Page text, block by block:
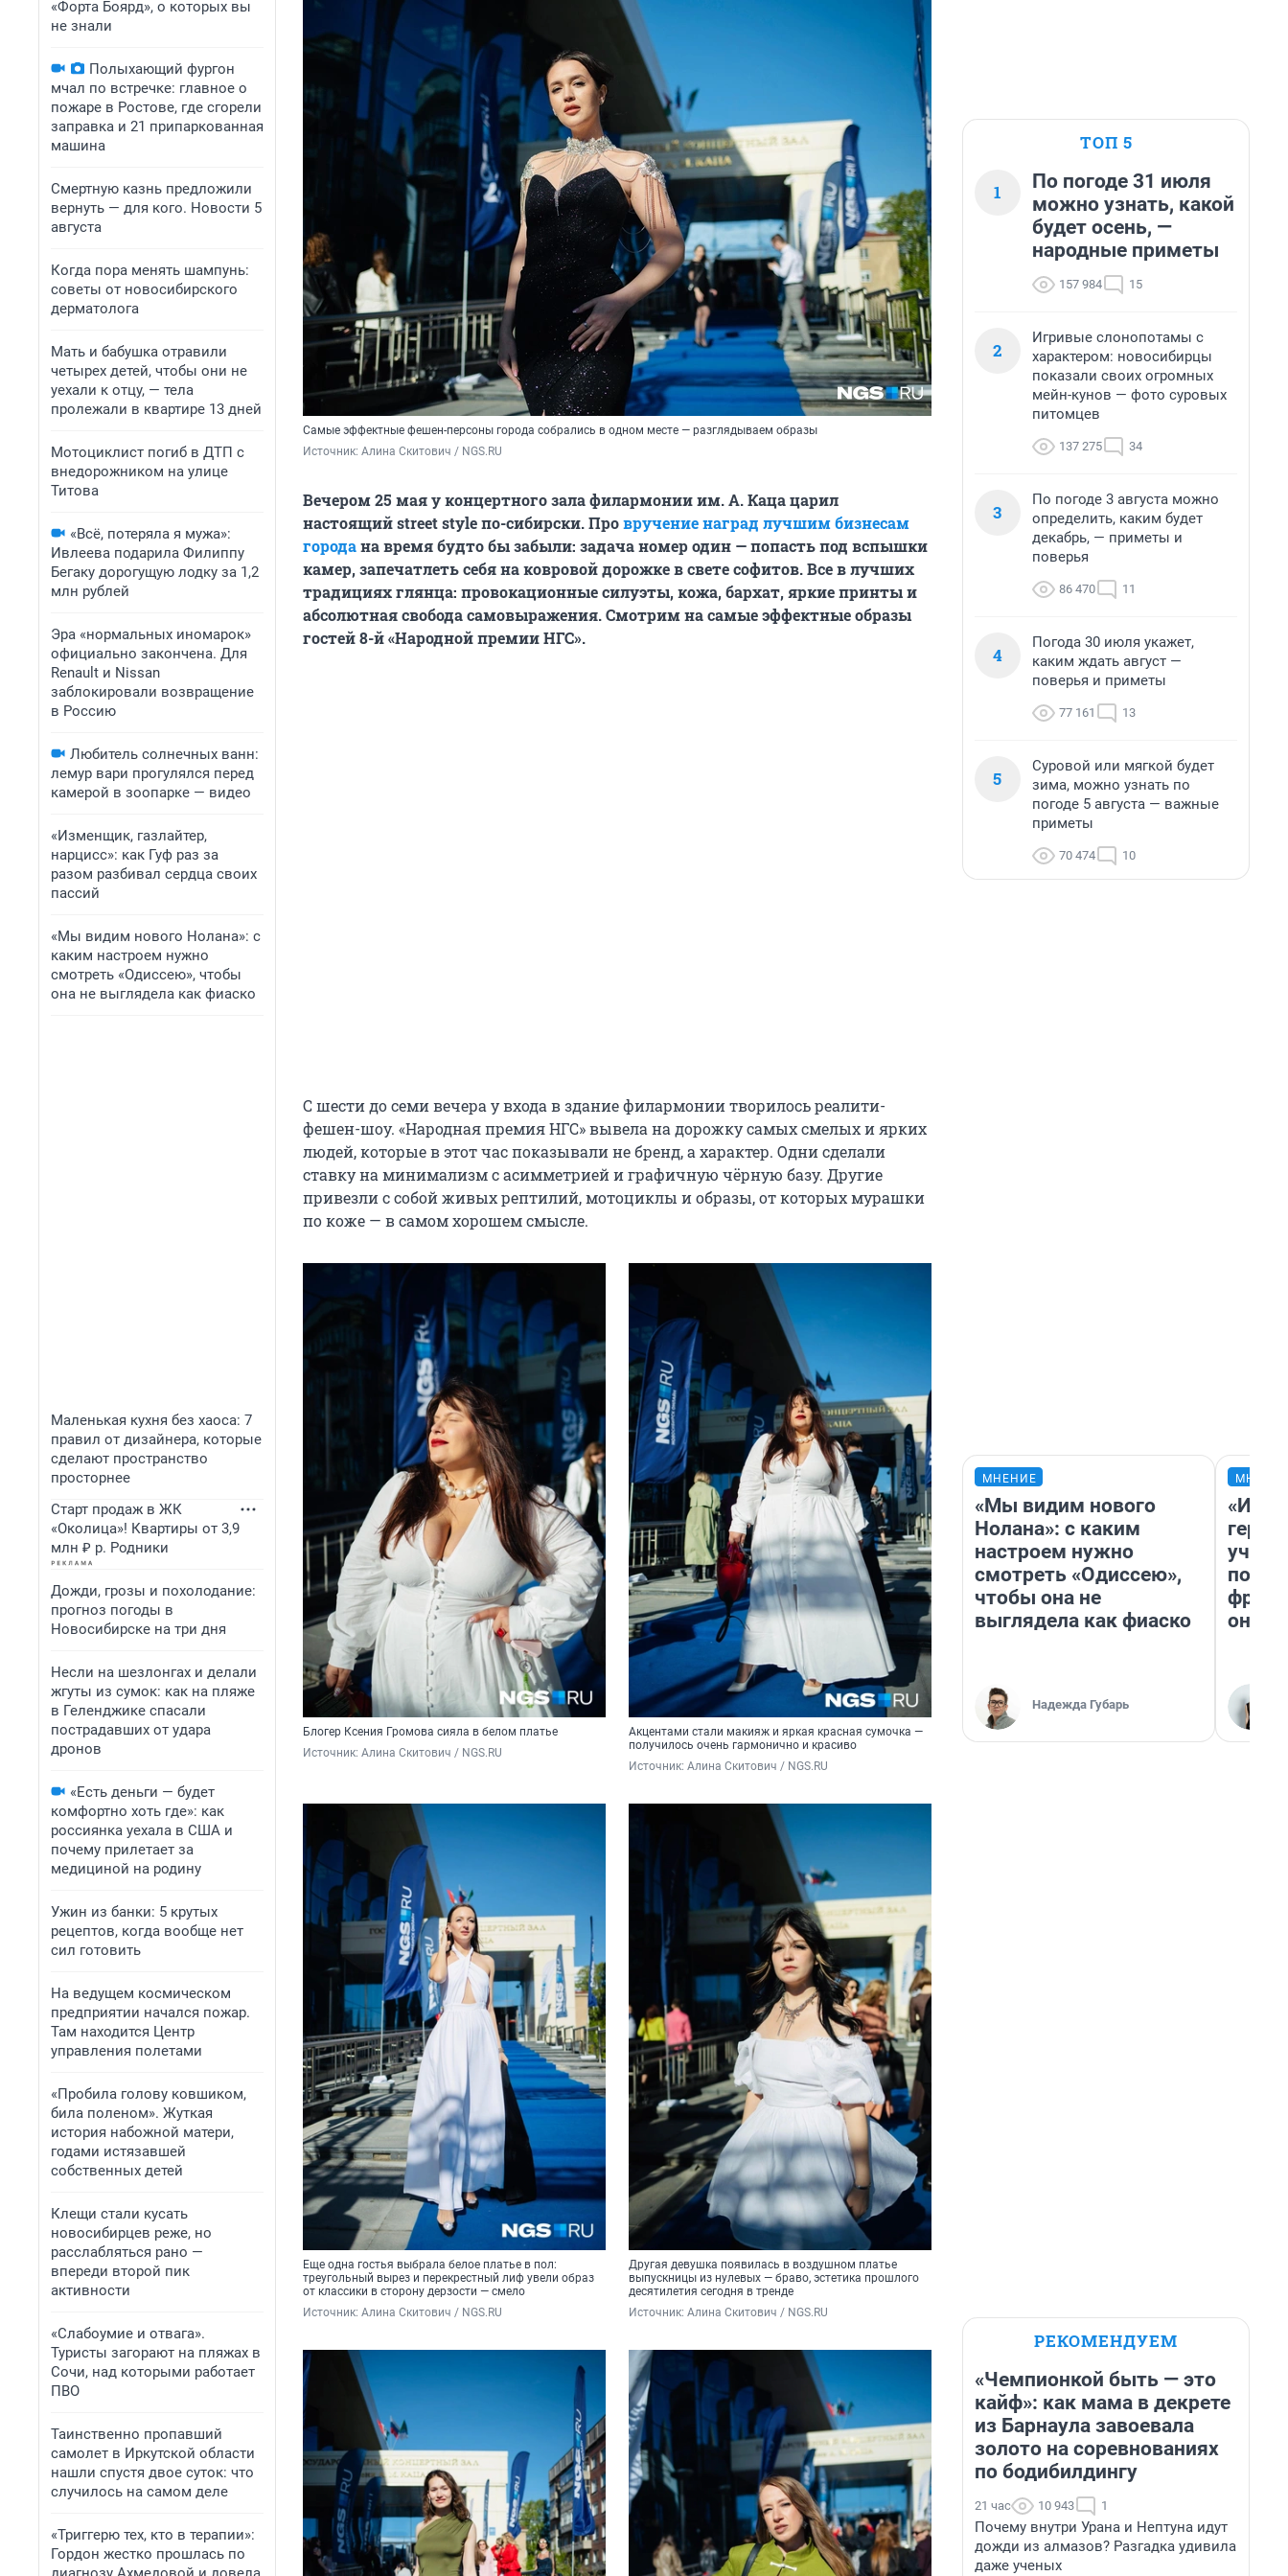
«Форта Боярд», о которых вы
не знали
Полыхающий фургон
мчал по встречке: главное о
пожаре в Ростове, где сгорели
заправка и 21 припаркованная
машина
Смертную казнь предложили
вернуть — для кого. Новости 5
августа
Когда пора менять шампунь:
советы от новосибирского
дерматолога
Мать и бабушка отравили
четырех детей, чтобы они не
уехали к отцу, — тела
пролежали в квартире 13 дней
Мотоциклист погиб в ДТП с
внедорожником на улице
Титова
«Всё, потеряла я мужа»:
Ивлеева подарила Филиппу
Бегаку дорогущую лодку за 1,2
млн рублей
Эра «нормальных иномарок»
официально закончена. Для
Renault и Nissan
заблокировали возвращение
в Россию
Любитель солнечных ванн:
лемур вари прогулялся перед
камерой в зоопарке — видео
«Изменщик, газлайтер,
нарцисс»: как Гуф раз за
разом разбивал сердца своих
пассий
«Мы видим нового Нолана»: с
каким настроем нужно
смотреть «Одиссею», чтобы
она не выглядела как фиаско
Маленькая кухня без хаоса: 7
правил от дизайнера, которые
сделают пространство
просторнее
Старт продаж в ЖК
«Околица»! Квартиры от 3,9
млн ₽ р. Родники
Дожди, грозы и похолодание:
прогноз погоды в
Новосибирске на три дня
Несли на шезлонгах и делали
жгуты из сумок: как на пляже
в Геленджике спасали
пострадавших от удара
дронов
«Есть деньги — будет
комфортно хоть где»: как
россиянка уехала в США и
почему прилетает за
медициной на родину
Ужин из банки: 5 крутых
рецептов, когда вообще нет
сил готовить
На ведущем космическом
предприятии начался пожар.
Там находится Центр
управления полетами
«Пробила голову ковшиком,
била поленом». Жуткая
история набожной матери,
годами истязавшей
собственных детей
Клещи стали кусать
новосибирцев реже, но
расслабляться рано —
впереди второй пик
активности
«Слабоумие и отвага».
Туристы загорают на пляжах в
Сочи, над которыми работает
ПВО
Таинственно пропавший
самолет в Иркутской области
нашли спустя двое суток: что
случилось на самом деле
«Триггерю тех, кто в терапии»:
Гордон жестко прошлась по
Самые эффектные фешен-персоны города собрались в одном месте — разглядываем образы
Источник: Алина Скитович / NGS.RU
Вечером 25 мая у концертного зала филармонии им. А. Каца царил
настоящий street style по-сибирски. Провручение наград лучшим бизнесам
городана время будто бы забыли: задача номер один — попасть под вспышки
камер, запечатлеть себя на ковровой дорожке в свете софитов. Все в лучших
традициях глянца: провокационные силуэты, кожа, бархат, яркие принты и
абсолютная свобода самовыражения. Смотрим на самые эффектные образы
гостей 8-й «Народной премии НГС».
С шести до семи вечера у входа в здание филармонии творилось реалити-
фешен-шоу. «Народная премия НГС» вывела на дорожку самых смелых и ярких
людей, которые в этот час показывали не бренд, а характер. Одни сделали
ставку на минимализм с асимметрией и графичную чёрную базу. Другие
привезли с собой живых рептилий, мотоциклы и образы, от которых мурашки
по коже — в самом хорошем смысле.
Блогер Ксения Громова сияла в белом платье
Источник: Алина Скитович / NGS.RU
Акцентами стали макияж и яркая красная сумочка —
получилось очень гармонично и красиво
Источник: Алина Скитович / NGS.RU
Еще одна гостья выбрала белое платье в пол:
треугольный вырез и перекрестный лиф увели образ
от классики в сторону дерзости — смело
Источник: Алина Скитович / NGS.RU
Другая девушка появилась в воздушном платье
выпускницы из нулевых — браво, эстетика прошлого
десятилетия сегодня в тренде
Источник: Алина Скитович / NGS.RU
ТОП 5
1
По погоде 31 июля
можно узнать, какой
будет осень, —
народные приметы
157 984 15
2
Игривые слонопотамы с
характером: новосибирцы
показали своих огромных
мейн-кунов — фото суровых
питомцев
137 275 34
3
По погоде 3 августа можно
определить, каким будет
декабрь, — приметы и
поверья
86 470 11
4
Погода 30 июля укажет,
каким ждать август —
поверья и приметы
77 161 13
5
Суровой или мягкой будет
зима, можно узнать по
погоде 5 августа — важные
приметы
70 474 10
МНЕНИЕ
«Мы видим нового
Нолана»: с каким
настроем нужно
смотреть «Одиссею»,
чтобы она не
выглядела как фиаско
Надежда Губарь
учит
она
РЕКОМЕНДУЕМ
«Чемпионкой быть — это
кайф»: как мама в декрете
из Барнаула завоевала
золото на соревнованиях
по бодибилдингу
21 час 10 943 1
Почему внутри Урана и Нептуна идут
дожди из алмазов? Разгадка удивила
даже ученых